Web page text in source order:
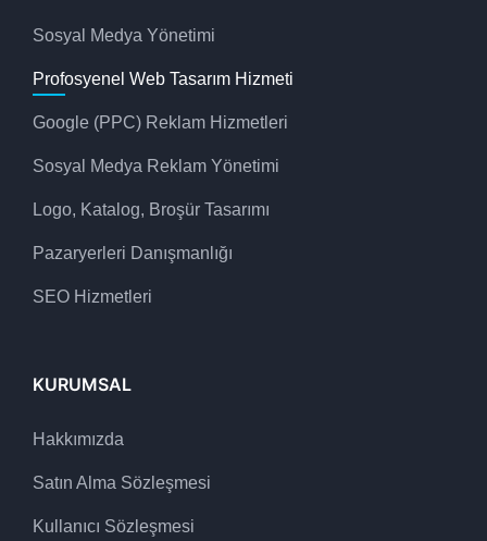
Sosyal Medya Yönetimi
Profosyenel Web Tasarım Hizmeti
Google (PPC) Reklam Hizmetleri
Sosyal Medya Reklam Yönetimi
Logo, Katalog, Broşür Tasarımı
Pazaryerleri Danışmanlığı
SEO Hizmetleri
KURUMSAL
Hakkımızda
Satın Alma Sözleşmesi
Kullanıcı Sözleşmesi